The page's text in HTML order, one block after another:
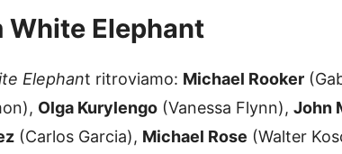
White Elephant
Elephant ritroviamo: Michael Rooker
Olga Kurylengo (Vanessa Flynn), John
(Carlos Garcia), Michael Rose (Walter